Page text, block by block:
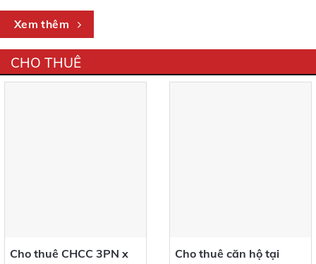
Xem thêm
CHO THUÊ
Cho thuê CHCC 3PN x
Cho thuê căn hộ tại